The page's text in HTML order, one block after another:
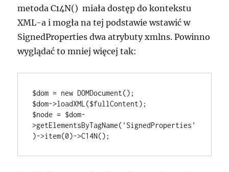
metodaC14N() miała dostęp do kontekstu
XML-a i mogła na tej podstawie wstawić w
SignedProperties dwa atrybuty xmlns. Powinno
wyglądać to mniej więcej tak:
$dom = new DOMDocument();
$dom->loadXML($fullContent);
$node = $dom-
>getElementsByTagName('SignedProperties'
)->item(0)->C14N();